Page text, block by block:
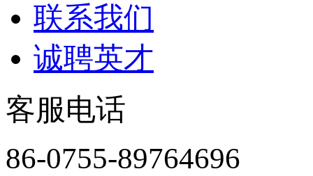
联系我们
诚聘英才
客服电话
86-0755-89764696